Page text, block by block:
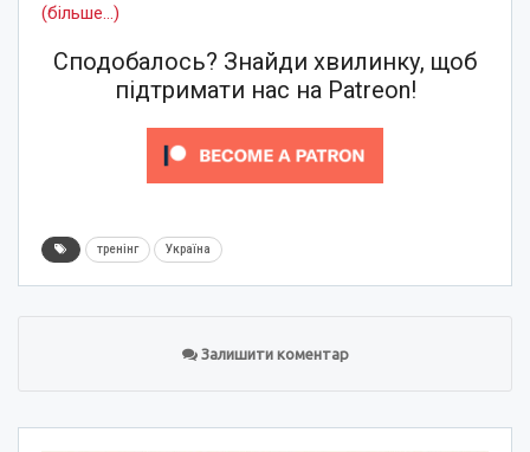
(більше…)
Сподобалось? Знайди хвилинку, щоб
підтримати нас на Patreon!
тренінг Україна
Залишити коментар